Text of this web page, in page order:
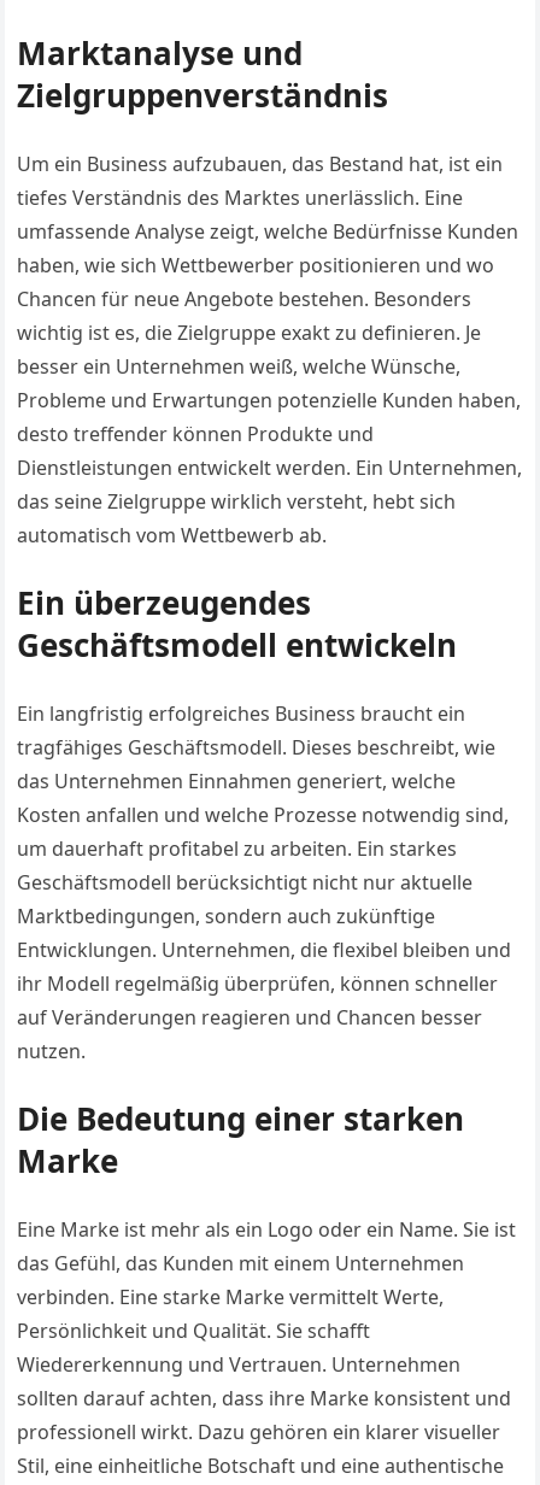
Marktanalyse und
Zielgruppenverständnis
Um ein Business aufzubauen, das Bestand hat, ist ein
tiefes Verständnis des Marktes unerlässlich. Eine
umfassende Analyse zeigt, welche Bedürfnisse Kunden
haben, wie sich Wettbewerber positionieren und wo
Chancen für neue Angebote bestehen. Besonders
wichtig ist es, die Zielgruppe exakt zu definieren. Je
besser ein Unternehmen weiß, welche Wünsche,
Probleme und Erwartungen potenzielle Kunden haben,
desto treffender können Produkte und
Dienstleistungen entwickelt werden. Ein Unternehmen,
das seine Zielgruppe wirklich versteht, hebt sich
automatisch vom Wettbewerb ab.
Ein überzeugendes
Geschäftsmodell entwickeln
Ein langfristig erfolgreiches Business braucht ein
tragfähiges Geschäftsmodell. Dieses beschreibt, wie
das Unternehmen Einnahmen generiert, welche
Kosten anfallen und welche Prozesse notwendig sind,
um dauerhaft profitabel zu arbeiten. Ein starkes
Geschäftsmodell berücksichtigt nicht nur aktuelle
Marktbedingungen, sondern auch zukünftige
Entwicklungen. Unternehmen, die flexibel bleiben und
ihr Modell regelmäßig überprüfen, können schneller
auf Veränderungen reagieren und Chancen besser
nutzen.
Die Bedeutung einer starken
Marke
Eine Marke ist mehr als ein Logo oder ein Name. Sie ist
das Gefühl, das Kunden mit einem Unternehmen
verbinden. Eine starke Marke vermittelt Werte,
Persönlichkeit und Qualität. Sie schafft
Wiedererkennung und Vertrauen. Unternehmen
sollten darauf achten, dass ihre Marke konsistent und
professionell wirkt. Dazu gehören ein klarer visueller
Stil, eine einheitliche Botschaft und eine authentische